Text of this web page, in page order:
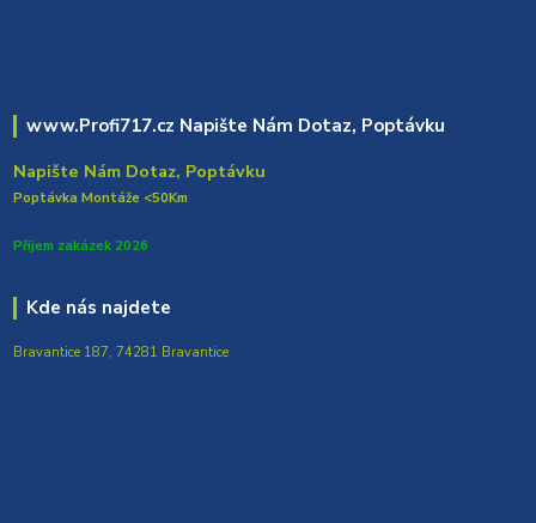
www.Profi717.cz Napište Nám Dotaz, Poptávku
Napište Nám Dotaz, Poptávku
Poptávka Montáže <50Km
Přijem zakázek 2026
Kde nás najdete
Bravantice 187, 74281 Bravantice